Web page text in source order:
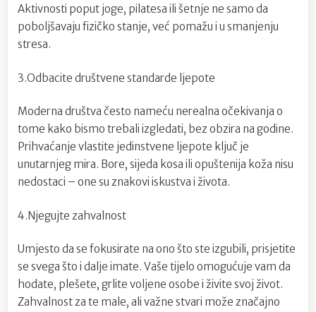
Aktivnosti poput joge, pilatesa ili šetnje ne samo da
poboljšavaju fizičko stanje, već pomažu i u smanjenju
stresa.
3.Odbacite društvene standarde ljepote
Moderna društva često nameću nerealna očekivanja o
tome kako bismo trebali izgledati, bez obzira na godine.
Prihvaćanje vlastite jedinstvene ljepote ključ je
unutarnjeg mira. Bore, sijeda kosa ili opuštenija koža nisu
nedostaci – one su znakovi iskustva i života.
4.Njegujte zahvalnost
Umjesto da se fokusirate na ono što ste izgubili, prisjetite
se svega što i dalje imate. Vaše tijelo omogućuje vam da
hodate, plešete, grlite voljene osobe i živite svoj život.
Zahvalnost za te male, ali važne stvari može značajno